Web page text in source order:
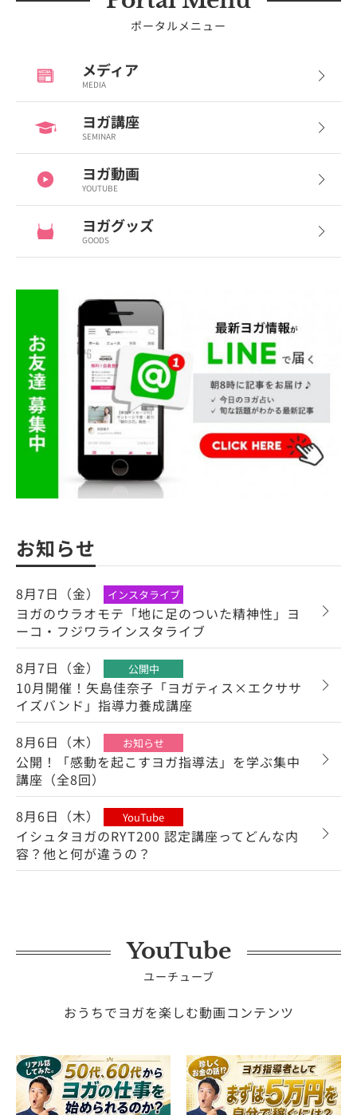
ポータルメニュー
メディア
MEDIA
ヨガ講座
SEMINAR
ヨガ動画
YOUTUBE
ヨガグッズ
GOODS
お知らせ
8月7日（金） インスタライブ
ヨガのウラオモテ「地に足のついた精神性」ヨ
ーコ・フジワラインスタライブ
8月7日（金）
公開中
10月開催！矢島佳奈子「ヨガティス×エクササ
イズバンド」指導力養成講座
8月6日（木）
お知らせ
公開！「感動を起こすヨガ指導法」を学ぶ集中
講座（全8回）
8月6日（木）
YouTube
イシュタヨガのRYT200 認定講座ってどんな内
容？他と何が違うの？
YouTube
ユーチューブ
おうちでヨガを楽しむ動画コンテンツ